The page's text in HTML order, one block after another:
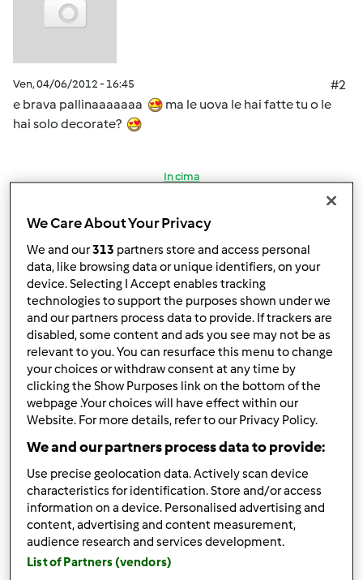
Ven, 04/06/2012 - 16:45
#2
e brava pallinaaaaaaa
ma le uova le hai fatte tu o le
hai solo decorate?
In cima
Accedi registrati
Anonimo (non verificato)
Ven, 04/06/2012 - 16:48
naturalmente le ho fatte, altrimenti non sarebbero mie!!E'
stata un pò un'impresa ma quando mi incaponisco...
Comunque alla fine è stato divertente!
grazie Sonia e tanti auguri
In cima
Accedio registrati
We Care About Your Privacy
We and our313 partners store and access personal
data, like browsing data or unique identifiers, on your
device. Selecting I Accept enables tracking
technologies to support the purposes shown under we
and our partners process data to provide. If trackers are
disabled, some content and ads you see may not be as
relevant to you. You can resurface this menu to change
your choices or withdraw consent at any time by
clicking the Show Purposes link on the bottom of the
webpage .Your choices will have effect within our
Website. For more details, refer to our Privacy Policy.
We and our partners process data to provide:
Use precise geolocation data. Actively scan device
characteristics for identification. Store and/or access
information on a device. Personalised advertising and
content, advertising and content measurement,
audience research and services development.
List of Partners (vendors)